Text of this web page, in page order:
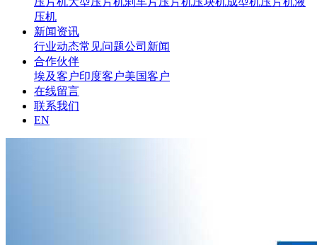
压机
新闻资讯
行业动态常见问题公司新闻
合作伙伴
埃及客户印度客户美国客户
在线留言
联系我们
EN